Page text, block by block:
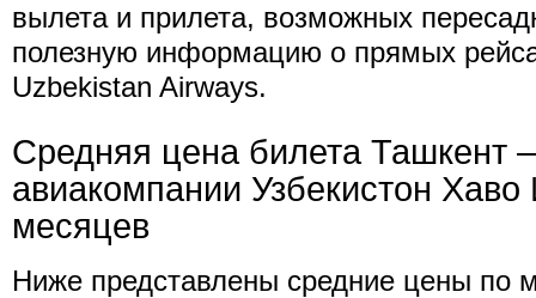
вылета и прилета, возможных
полезную информацию о прямых
Uzbekistan Airways.
Средняя цена билета Ташкент
авиакомпании Узбекистон
месяцев
Ниже представлены средние цены по